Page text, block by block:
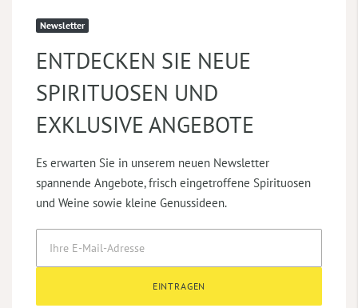
Newsletter
ENTDECKEN SIE NEUE
SPIRITUOSEN UND
EXKLUSIVE ANGEBOTE
Es erwarten Sie in unserem neuen Newsletter
spannende Angebote, frisch eingetroffene Spirituosen
und Weine sowie kleine Genussideen.
EINTRAGEN